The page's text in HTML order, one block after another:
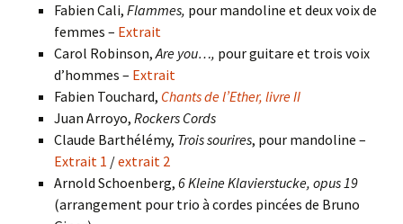
Fabien Cali, Flammes, pour mandoline et deux voix de
femmes – Extrait
Carol Robinson,Are you…, pour guitare et trois voix
d’hommes – Extrait
Fabien Touchard, Chants de l’Ether, livre II
Juan Arroyo, Rockers Cords
Claude Barthélémy, Trois sourires, pour mandoline –
Extrait 1 /extrait 2
Arnold Schoenberg, 6 Kleine Klavierstucke, opus 19
(arrangement pour trio à cordes pincées de Bruno